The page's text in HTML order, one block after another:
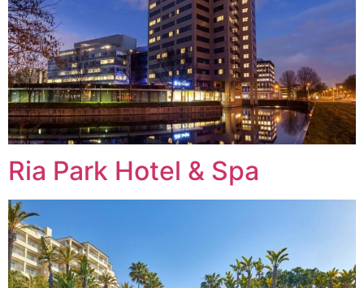
Ria Park Hotel & Spa